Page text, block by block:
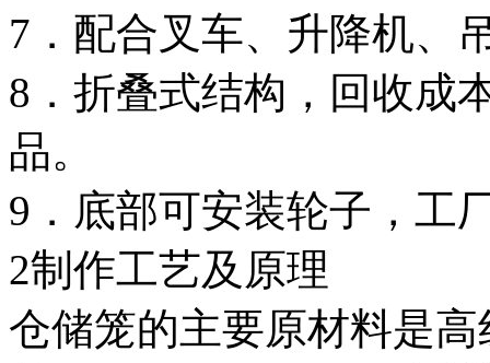
7．配合叉车、升降机、
8．折叠式结构，回收成
品。
9．底部可安装轮子，工
2制作工艺及原理
仓储笼的主要原材料是